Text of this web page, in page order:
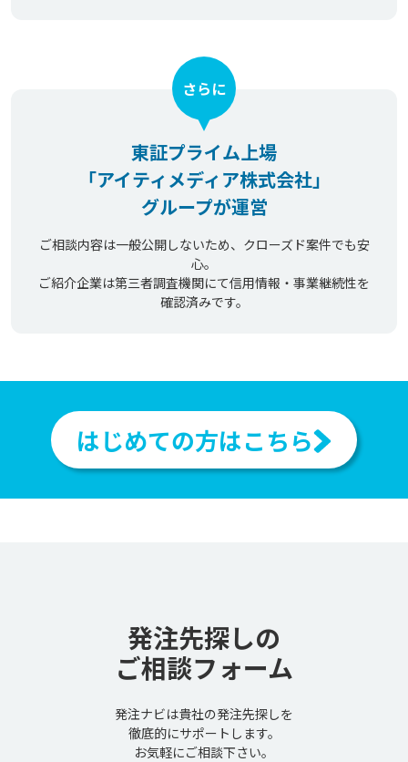
東証プライム上場
「アイティメディア株式会社」
グループが運営
さらに
ご相談内容は一般公開しないため、クローズド案件でも安
心。
ご紹介企業は第三者調査機関にて信用情報・事業継続性を
確認済みです。
はじめての方はこちら
発注先探しの
ご相談フォーム
発注ナビは貴社の発注先探しを
徹底的にサポートします。
お気軽にご相談下さい。